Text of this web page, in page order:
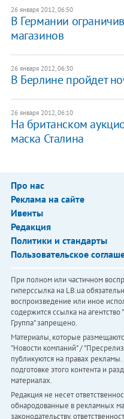
26 января 2012, 06:50
В Германии
магазинов
26 января 2012, 06:30
В Берлине пройдет
26 января 2012, 06:10
На британском
маска Сталина
Про нас
Реклама на сайте
Ивенты
Редакция
Политики и стандарты
Пользовательское
При полном или частичном
гиперссылка на LB.ua
воспроизведение или иное
содержится ссылка на
Группа" запрещено.
Материалы, которые
"Новости компаний" /
публикуются на правах рекламы.
подготовке этого контента и
материалах.
Редакция не несет
обнародованные в рекламных
законодательству,